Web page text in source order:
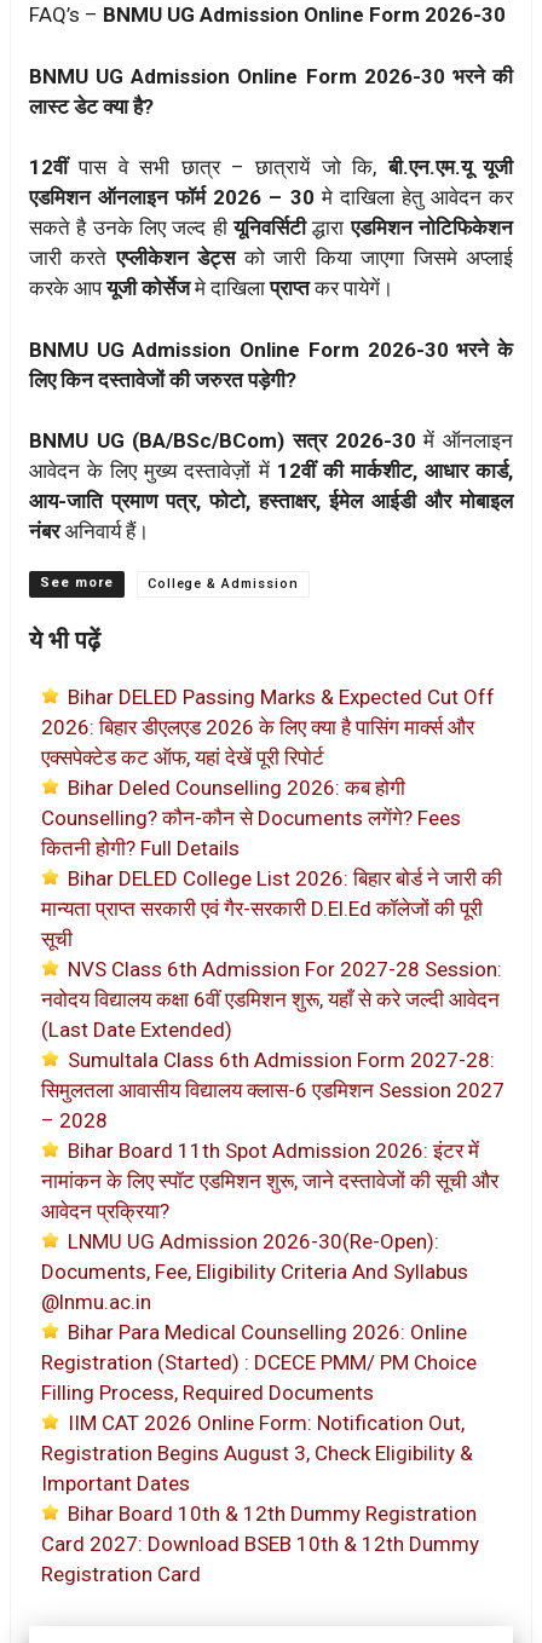
FAQ’s – BNMU UG Admission Online Form 2026-30
BNMU UG Admission Online Form 2026-30 भरने की
लास्ट डेट क्या है?
12वींपास वे सभी छात्र – छात्रायें जो कि,बी.एन.एम.यू यूजी
एडमिशन ऑनलाइन फॉर्म 2026 – 30मे दाखिला हेतु आवेदन कर
सकते है उनके लिए जल्द हीयूनिवर्सिटीद्धाराएडमिशन नोटिफिकेशन
जारी करतेएप्लीकेशन डेट्सको जारी किया जाएगा जिसमे अप्लाई
करके आपयूजी कोर्सेजमे दाखिलाप्राप्तकर पायेगें।
BNMU UG Admission Online Form 2026-30 भरने के
लिए किन दस्तावेजों की जरुरत पड़ेगी?
BNMU UG (BA/BSc/BCom) सत्र 2026-30 में ऑनलाइन
आवेदन के लिए मुख्य दस्तावेज़ों में 12वीं की मार्कशीट, आधार कार्ड,
आय-जाति प्रमाण पत्र, फोटो, हस्ताक्षर, ईमेल आईडी और मोबाइल
नंबरअनिवार्य हैं।
Categories College & Admission
ये भी पढ़ें
Bihar DELED Passing Marks & Expected Cut Off
2026: बिहार डीएलएड 2026 के लिए क्या है पासिंग मार्क्स और
एक्सपेक्टेड कट ऑफ, यहां देखें पूरी रिपोर्ट
Bihar Deled Counselling 2026: कब होगी
Counselling? कौन-कौन से Documents लगेंगे? Fees
कितनी होगी? Full Details
Bihar DELED College List 2026: बिहार बोर्ड ने जारी की
मान्यता प्राप्त सरकारी एवं गैर-सरकारी D.El.Ed कॉलेजों की पूरी
सूची
NVS Class 6th Admission For 2027-28 Session:
नवोदय विद्यालय कक्षा 6वीं एडमिशन शुरू, यहाँ से करे जल्दी आवेदन
(Last Date Extended)
Sumultala Class 6th Admission Form 2027-28:
सिमुलतला आवासीय विद्यालय क्लास-6 एडमिशन Session 2027
– 2028
Bihar Board 11th Spot Admission 2026: इंटर में
नामांकन के लिए स्पॉट एडमिशन शुरू, जाने दस्तावेजों की सूची और
आवेदन प्रक्रिया?
LNMU UG Admission 2026-30(Re-Open):
Documents, Fee, Eligibility Criteria And Syllabus
@lnmu.ac.in
Bihar Para Medical Counselling 2026: Online
Registration (Started) : DCECE PMM/ PM Choice
Filling Process, Required Documents
IIM CAT 2026 Online Form: Notification Out,
Registration Begins August 3, Check Eligibility &
Important Dates
Bihar Board 10th & 12th Dummy Registration
Card 2027: Download BSEB 10th & 12th Dummy
Registration Card